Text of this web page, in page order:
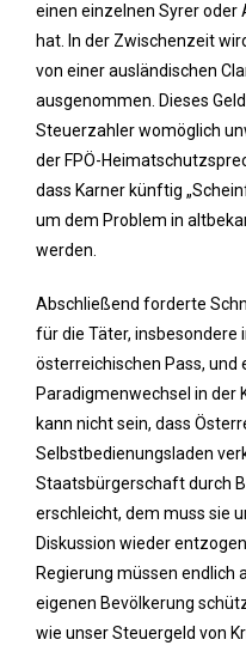
einen einzelnen Syrer
hat. In der Zwischenzeit
von einer ausländischen
ausgenommen. Dieses
Steuerzahler womöglich
der FPÖ-
dass Karner künftig
um dem Problem in
werden.
Abschließend forderte
für die Täter, insbesondere
österreichischen Pass, und
Paradigmenwechsel in der
kann nicht sein, dass
Selbstbedienungsladen
Staatsbürgerschaft durch
erschleicht, dem muss sie
Diskussion wieder
Regierung müssen endlich
eigenen Bevölkerung
wie unser Steuergeld von